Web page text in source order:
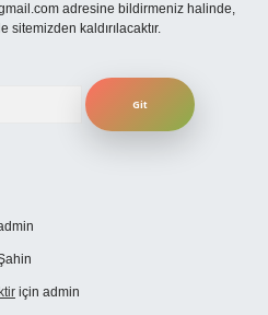
adresine bildirmeniz halinde,
kaldırılacaktır.
için admin